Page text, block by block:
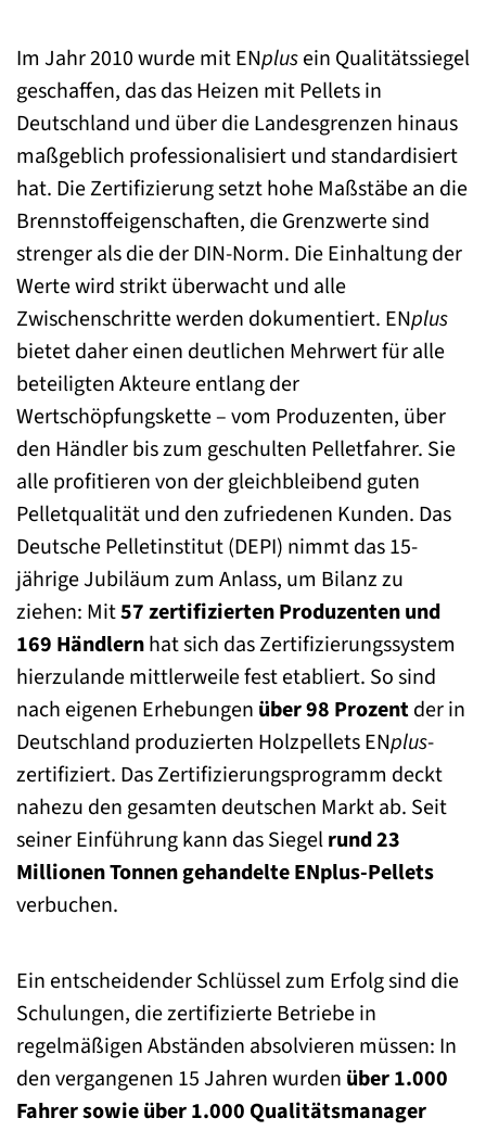
Im Jahr 2010 wurde mit ENplusein Qualitätssiegel
geschaffen, das das Heizen mit Pellets in
Deutschland und über die Landesgrenzen hinaus
maßgeblich professionalisiert und standardisiert
hat. Die Zertifizierung setzt hohe Maßstäbe an die
Brennstoffeigenschaften, die Grenzwerte sind
strenger als die der DIN-Norm. Die Einhaltung der
Werte wird strikt überwacht und alle
Zwischenschritte werden dokumentiert. ENplus
bietet daher einen deutlichen Mehrwert für alle
beteiligten Akteure entlang der
Wertschöpfungskette – vom Produzenten, über
den Händler bis zum geschulten Pelletfahrer. Sie
alle profitieren von der gleichbleibend guten
Pelletqualität und den zufriedenen Kunden. Das
Deutsche Pelletinstitut (DEPI) nimmt das 15-
jährige Jubiläum zum Anlass, um Bilanz zu
ziehen: Mit57 zertifizierten Produzenten und
169 Händlernhat sich das Zertifizierungssystem
hierzulande mittlerweile fest etabliert. So sind
nach eigenen Erhebungen über 98 Prozentder in
Deutschland produzierten Holzpellets ENplus-
zertifiziert. Das Zertifizierungsprogramm deckt
nahezu den gesamten deutschen Markt ab. Seit
seiner Einführung kann das Siegelrund 23
Millionen Tonnen gehandelte ENplus-Pellets
verbuchen.
Ein entscheidender Schlüssel zum Erfolg sind die
Schulungen, die zertifizierte Betriebe in
regelmäßigen Abständen absolvieren müssen: In
den vergangenen 15 Jahren wurden über 1.000
Fahrer sowie über 1.000 Qualitätsmanager